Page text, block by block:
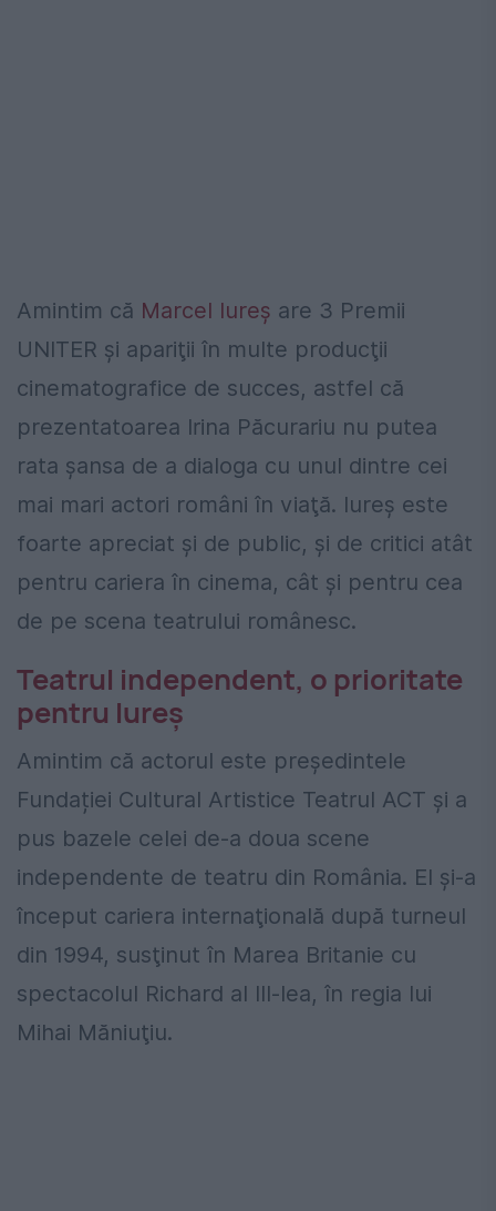
Amintim că Marcel Iureş are 3 Premii
UNITER şi apariţii în multe producţii
cinematografice de succes, astfel că
prezentatoarea Irina Păcurariu nu putea
rata şansa de a dialoga cu unul dintre cei
mai mari actori români în viaţă. Iureş este
foarte apreciat şi de public, şi de critici atât
pentru cariera în cinema, cât şi pentru cea
de pe scena teatrului românesc.
Teatrul independent, o prioritate
pentru Iureş
Amintim că actorul este preşedintele
Fundației Cultural Artistice Teatrul ACT şi a
pus bazele celei de-a doua scene
independente de teatru din România. El și-a
început cariera internaţională după turneul
din 1994, susţinut în Marea Britanie cu
spectacolul Richard al III-lea, în regia lui
Mihai Măniuţiu.